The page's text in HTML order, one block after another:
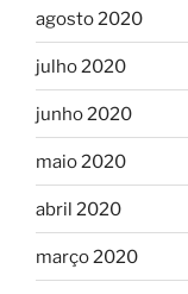
agosto 2020
julho 2020
junho 2020
maio 2020
abril 2020
março 2020